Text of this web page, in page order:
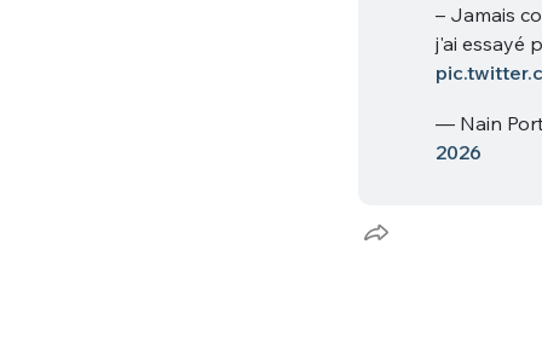
– Jamais
j'ai essayé
— Nain
2026